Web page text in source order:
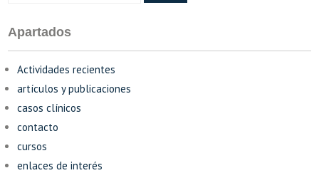
Apartados
Actividades recientes
artículos y publicaciones
casos clínicos
contacto
cursos
enlaces de interés